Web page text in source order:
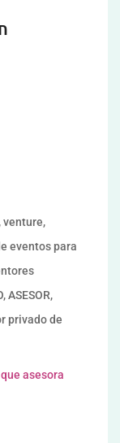
venture,
eventos para
ASESOR,
privado de
asesora